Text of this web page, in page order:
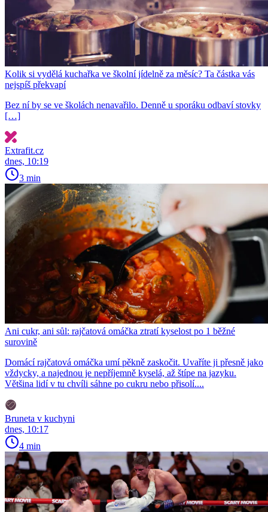
Kolik si vydělá kuchařka ve školní jídelně za měsíc? Ta částka vás
nejspíš překvapí
Bez ní by se ve školách nenavařilo. Denně u sporáku odbaví stovky
[…]
Extrafit.cz
dnes, 10:19
3 min
Ani cukr, ani sůl: rajčatová omáčka ztratí kyselost po 1 běžné
surovině
Domácí rajčatová omáčka umí pěkně zaskočit. Uvaříte ji přesně jako
vždycky, a najednou je nepříjemně kyselá, až štípe na jazyku.
Většina lidí v tu chvíli sáhne po cukru nebo přisolí....
Bruneta v kuchyni
dnes, 10:17
4 min